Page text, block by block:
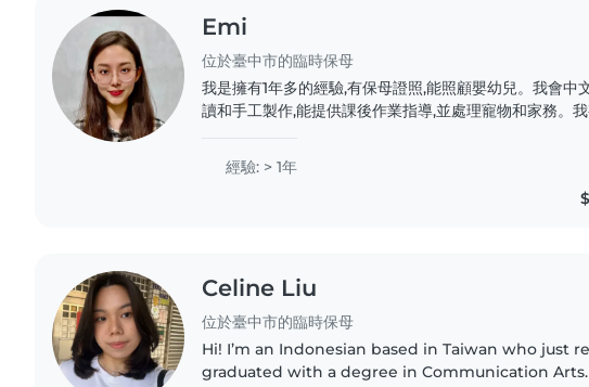
Emi
位於臺中市的臨時保母
我是擁有1年多的經驗,有保母證照,能照顧嬰幼兒。我會中
讀和手工製作,能提供課後作業指導,並處理寵物和家務。我
在您家中照顧您的孩子,請隨時聯繫我!
經驗: > 1年
Celine Liu
位於臺中市的臨時保母
Hi! I’m an Indonesian based in Taiwan who just
graduated with a degree in Communication